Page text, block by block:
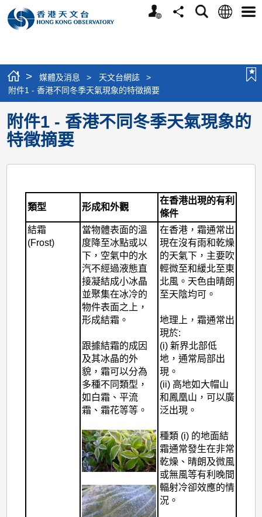
個
分
搜
語
選
> 媒體及消息 > 天文台網誌
>
附件1 - 香港不同冬季天氣現象的特徵摘要
附件1 - 香港不同冬季天氣現象的
特徵摘要
類型 形成和外觀
在香港出現的有利
條件
結霜
(Frost)
當物體表面的溫
度降至冰點或以
下，空氣中的水
汽不經過液態直
接凝結成小冰晶
並聚集在冰冷的
物件表面之上，
形成結霜。
跟據結霜的成因
及其冰晶的外
貌，霜可以分為
多種不同類型，
如白霜、平流
霜、霜花等等。
在香港，霜通常出
現在沒有雨和乾燥
的天氣下，主要吹
輕微至和緩北至東
北風。天色由晴朗
至天陰均可。
地理上，霜通常出
現於:
(i) 新界北部低
地，通常局部出
現。
(ii) 高地如大帽山
和鳳凰山，可以廣
泛出現。
種類 (i) 的地面結
霜通常發生在非常
乾燥、晴朗及微風
或無風等有利晚間
輻射冷卻效應的情
況。